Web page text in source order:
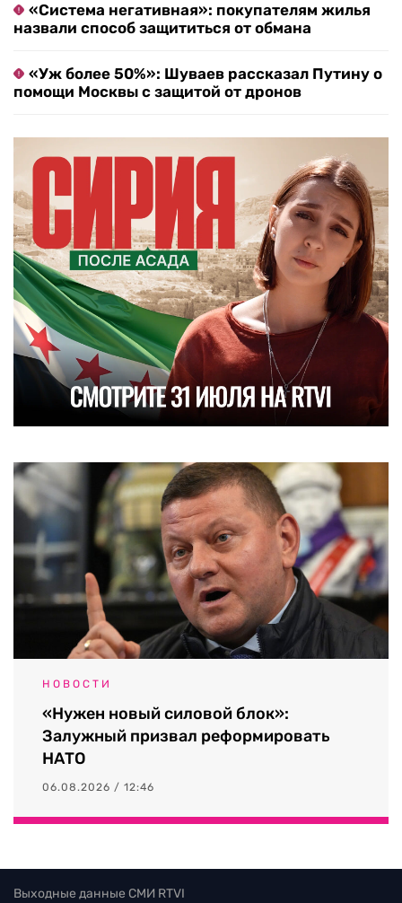
«Система негативная»: покупателям жилья
назвали способ защититься от обмана
«Уж более 50%»: Шуваев рассказал Путину о
помощи Москвы с защитой от дронов
НОВОСТИ
«Нужен новый силовой блок»:
Залужный призвал реформировать
НАТО
06.08.2026 / 12:46
Выходные данные СМИ RTVI